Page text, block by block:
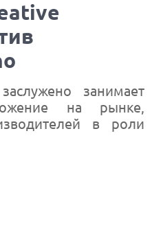
занимает
на рынке,
в роли